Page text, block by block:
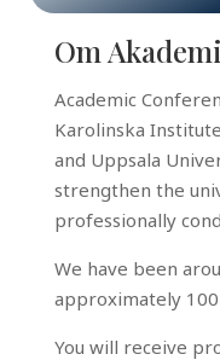
Om
Academic
Karolinska
and Uppsala
strengthen the
professionally
We have been
approximately
You will receive